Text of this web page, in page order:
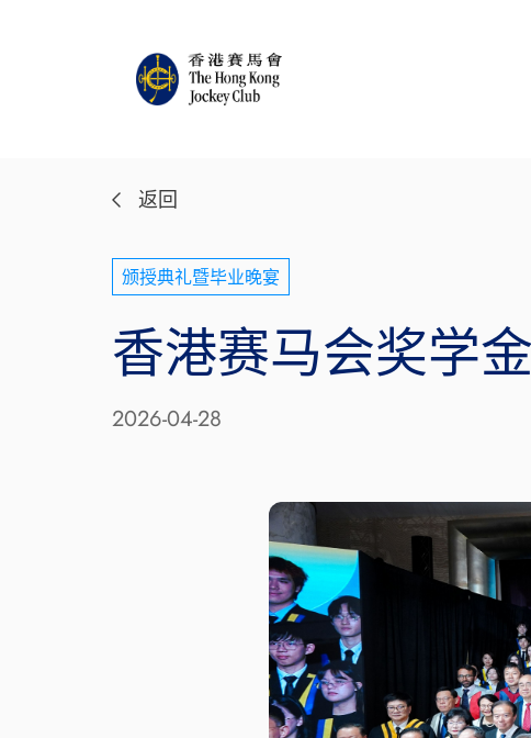
返回
颁授典礼暨毕业晚宴
香港赛马会奖学
2026-04-28